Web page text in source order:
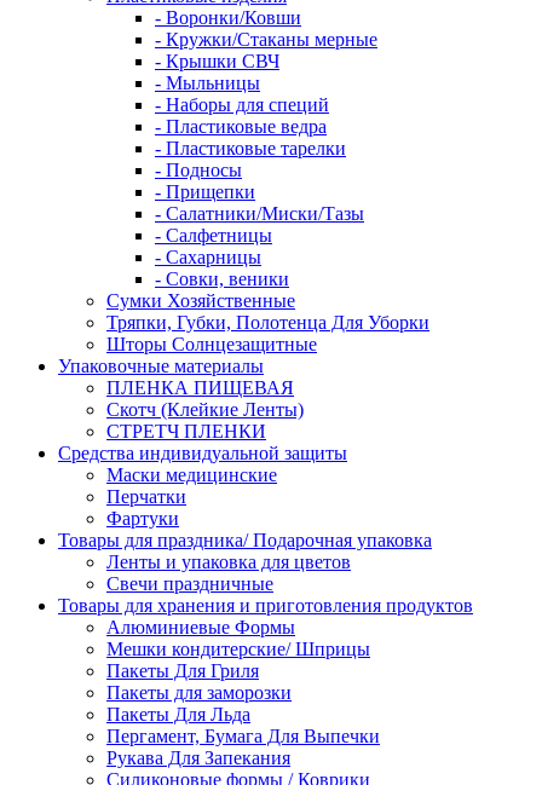
- Воронки/Ковши
- Кружки/Стаканы мерные
- Крышки СВЧ
- Мыльницы
- Наборы для специй
- Пластиковые ведра
- Пластиковые тарелки
- Подносы
- Прищепки
- Салатники/Миски/Тазы
- Салфетницы
- Сахарницы
- Совки, веники
Сумки Хозяйственные
Тряпки, Губки, Полотенца Для Уборки
Шторы Солнцезащитные
Упаковочные материалы
ПЛЕНКА ПИЩЕВАЯ
Скотч (Клейкие Ленты)
СТРЕТЧ ПЛЕНКИ
Средства индивидуальной защиты
Маски медицинские
Перчатки
Фартуки
Товары для праздника/ Подарочная упаковка
Ленты и упаковка для цветов
Свечи праздничные
Товары для хранения и приготовления продуктов
Алюминиевые Формы
Мешки кондитерские/ Шприцы
Пакеты Для Гриля
Пакеты для заморозки
Пакеты Для Льда
Пергамент, Бумага Для Выпечки
Рукава Для Запекания
Силиконовые формы / Коврики